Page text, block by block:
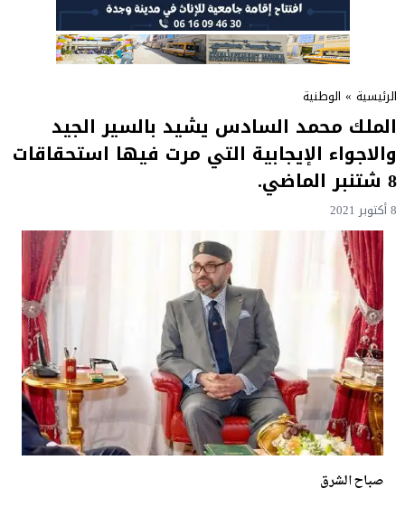
الرئيسية » الوطنية
الملك محمد السادس يشيد بالسير الجيد
والاجواء الإيجابية التي مرت فيها استحقاقات
8 شتنبر الماضي.
8 أكتوبر 2021
صباح الشرق